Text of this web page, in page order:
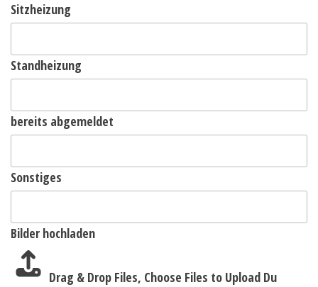
Sitzheizung
Standheizung
bereits abgemeldet
Sonstiges
Bilder hochladen
Drag & Drop Files, Choose Files to Upload Du